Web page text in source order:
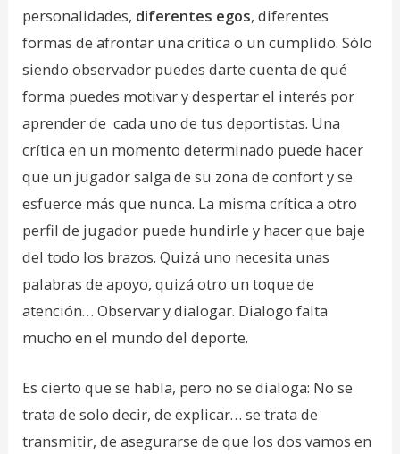
personalidades, diferentes egos, diferentes
formas de afrontar una crítica o un cumplido. Sólo
siendo observador puedes darte cuenta de qué
forma puedes motivar y despertar el interés por
aprender de cada uno de tus deportistas. Una
crítica en un momento determinado puede hacer
que un jugador salga de su zona de confort y se
esfuerce más que nunca. La misma crítica a otro
perfil de jugador puede hundirle y hacer que baje
del todo los brazos. Quizá uno necesita unas
palabras de apoyo, quizá otro un toque de
atención… Observar y dialogar. Dialogo falta
mucho en el mundo del deporte.
Es cierto que se habla, pero no se dialoga: No se
trata de solo decir, de explicar… se trata de
transmitir, de asegurarse de que los dos vamos en